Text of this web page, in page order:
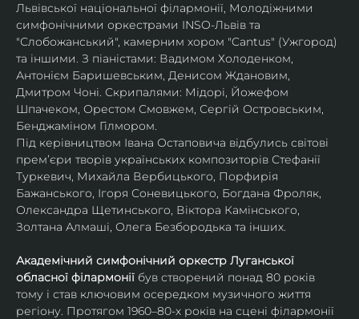
Львівської національної філармонії, Молодіжними
симфонічними оркестрами INSO-Львів та
"Слобожанський", камерним хором "Cantus" (Ужгород)
та іншими. З піаністами: Вадимом Холоденком,
Антонієм Баришевським, Денисом Ждановим,
Дмитром Чоні. Скрипалями: Мідорі, Йожефом
Шпачеком, Орестом Смовжем, Сергій Островським,
Бенджаміном Гілмором.
Під керівництвом Івана Остаповича відбулись світові
прем’єри творів українських композиторів Стефанії
Туркевич, Михайла Вербицького, Порфирія
Бажанського, Ігоря Соневицького, Богдана Фроляк,
Олександра Щетинського, Віктора Камінського,
Золтана Алмаші, Олега Безбородька та інших.
Академічний симфонічний оркестр Луганської
обласної філармонії був створений понад 80 років
тому і став ключовим осередком музичного життя
регіону. Протягом 1960–80-х років на сцені філармонії